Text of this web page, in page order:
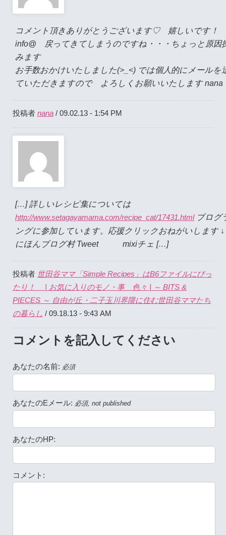
コメント頂きありがとうございます♡ 嬉しいです！
info@ 戻ってきてしまうのですね・・・ちょっと原因
みます
お手数おかけいたしました(>_<) では個人的にメールを
ていただきますので よろしくお願いいたします nana
投稿者 nana / 09.02.13 - 1:54 PM
[…] 詳しいレシピ集については
http://www.setagayamama.com/recipe_cat/17431.htmlブログ
ングに参加しています。応援クリックおねがいしま
にほんブログ村 Tweet mixiチェ […]
投稿者 世田谷ママ「Simple Recipes」はB6ファイルにぴっ
たり！ | お気に入りのモノ・事 色々 | ～ BITS &
PIECES ～ 自由が丘・二子玉川界隈に住む世田谷ママたち
の暮らし / 09.18.13 - 9:43 AM
コメントを記入してください
あなたの名前: 必須
あなたのEメール: 必須, not published
あなたのHP:
コメント: